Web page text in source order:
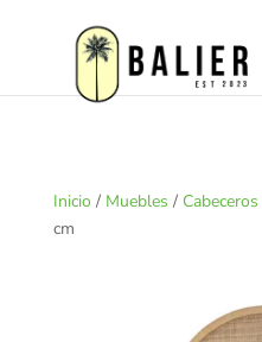
Inicio / Muebles / Cabeceros
cm